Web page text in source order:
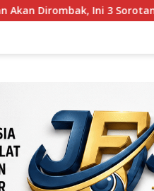
Ini 3 Sorotan Presiden